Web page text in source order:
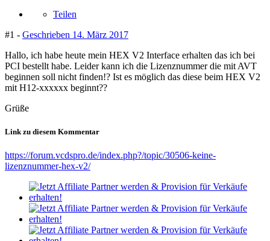
Teilen
#1 - Geschrieben 14. März 2017
Hallo, ich habe heute mein HEX V2 Interface erhalten das ich bei
PCI bestellt habe. Leider kann ich die Lizenznummer die mit AVT
beginnen soll nicht finden!? Ist es möglich das diese beim HEX V2
mit H12-xxxxxx beginnt??
Grüße
Link zu diesem Kommentar
https://forum.vcdspro.de/index.php?/topic/30506-keine-
lizenznummer-hex-v2/